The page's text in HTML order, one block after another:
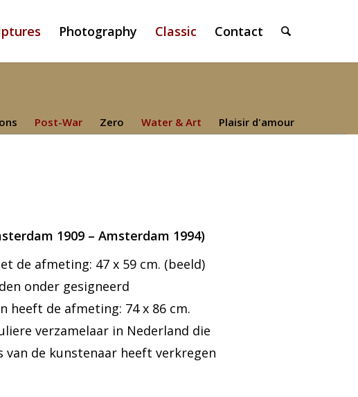
Photography Classic Contact
Post-War Zero Water & Art Plaisir d'amour
1909 – Amsterdam 1994)
de afmeting: 47 x 59 cm. (beeld)
onder gesigneerd
heeft de afmeting: 74 x 86 cm.
verzamelaar in Nederland die
de kunstenaar heeft verkregen